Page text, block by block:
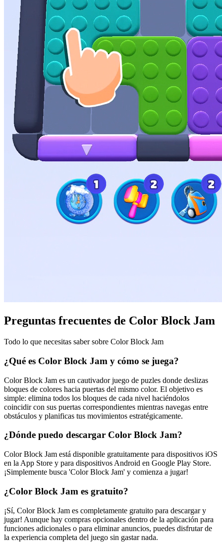
Preguntas frecuentes de Color Block Jam
Todo lo que necesitas saber sobre Color Block Jam
¿Qué es Color Block Jam y cómo se juega?
Color Block Jam es un cautivador juego de puzles donde deslizas
bloques de colores hacia puertas del mismo color. El objetivo es
simple: elimina todos los bloques de cada nivel haciéndolos
coincidir con sus puertas correspondientes mientras navegas entre
obstáculos y planificas tus movimientos estratégicamente.
¿Dónde puedo descargar Color Block Jam?
Color Block Jam está disponible gratuitamente para dispositivos iOS
en la App Store y para dispositivos Android en Google Play Store.
¡Simplemente busca 'Color Block Jam' y comienza a jugar!
¿Color Block Jam es gratuito?
¡Sí, Color Block Jam es completamente gratuito para descargar y
jugar! Aunque hay compras opcionales dentro de la aplicación para
funciones adicionales o para eliminar anuncios, puedes disfrutar de
la experiencia completa del juego sin gastar nada.